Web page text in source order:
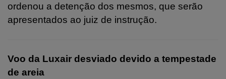
ordenou a detenção dos mesmos, que serão
apresentados ao juiz de instrução.
Voo da Luxair desviado devido a tempestade
de areia